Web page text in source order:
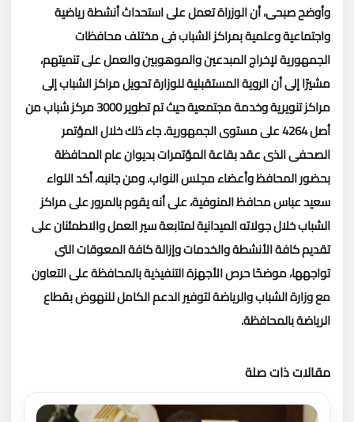
وأوضح صبحى، أن الوزراة تعمل على استحداث أنشطة رياضية
واجتماعية وعلمية بمراكز الشباب فى مختلف محافظات
الجمهورية لإخراج المبدعين والموهوبين والعمل على تنميتهم،
مشيرًا إلى أن الروية المستقبلية للوزارة تحويل مراكز الشباب إلى
مراكز تنويرية وخدمة مجتمعية حيث تم تطوير 3000 مركز شباب من
أصل 4264 على مستوى الجمهورية.
جاء ذلك خلال المؤتمر
الصحفى الذى عقد بقاعة المؤتمرات بديوان عام المحافظة
بحضور المحافظ وأعضاء مجلس النواب.ومن جانبه، أكد اللواء
سعيد عباس محافظ المنوفية، على أنه يقوم بالمرور على مراكز
الشباب خلال جولاته الميدانية لمتابعة سير العمل والاطمئنان على
تقديم كافة الأنشطة والخدمات وإزالة كافة المعوقات التى
تواجهها، موضحًا حرص الأجهزة التنفيذية بالمحافظة على التعاون
مع وزارة الشباب والرياضة لتوفير الدعم الكامل للنهوض بقطاع
الرياضة بالمحافظة.
مقالات ذات صلة